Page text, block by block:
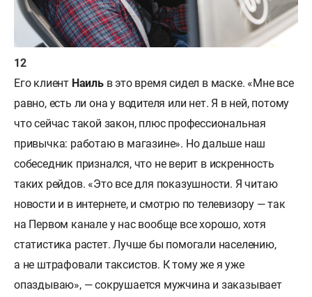
Его клиент Наиль в это время сидел в маске. «Мне все
равно, есть ли она у водителя или нет. Я в ней, потому
что сейчас такой закон, плюс профессиональная
привычка: работаю в магазине». Но дальше наш
собеседник признался, что не верит в искренность
таких рейдов. «Это все для показушности. Я читаю
новости и в интернете, и смотрю по телевизору — так
на Первом канале у нас вообще все хорошо, хотя
статистика растет. Лучше бы помогали населению,
а не штрафовали таксистов. К тому же я уже
опаздываю», — сокрушается мужчина и заказывает